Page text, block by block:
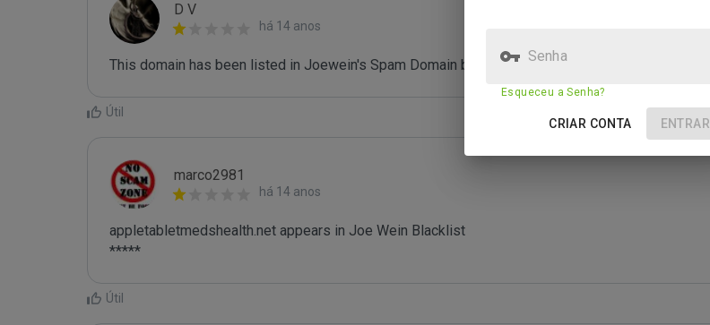
D V
há 14 anos
This domain has been listed in Joewein's Spam Domain blacklist. Refer: *****
Útil
marco2981
há 14 anos
appletabletmedshealth.net appears in Joe Wein Blacklist
*****
Útil
Senha
Esqueceu a Senha?
CRIAR CONTA ENTRAR